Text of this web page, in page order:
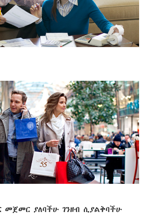
ያለባችሁ ገንዘብ ሲያልቅባችሁ